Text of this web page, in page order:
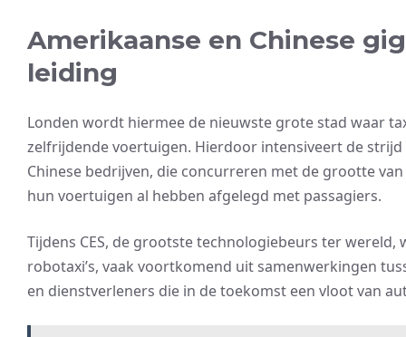
Amerikaanse en Chinese
leiding
Londen wordt hiermee de nieuwste grote stad waar
zelfrijdende voertuigen. Hierdoor intensiveert de
Chinese bedrijven, die concurreren met de grootte
hun voertuigen al hebben afgelegd met passagiers.
Tijdens CES, de grootste technologiebeurs ter
robotaxi’s, vaak voortkomend uit samenwerkingen
en dienstverleners die in de toekomst een vloot van